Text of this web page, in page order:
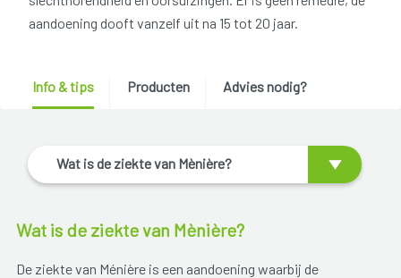
aandoening dooft vanzelf uit na 15 tot 20 jaar.
Info & tips Producten Advies nodig?
Wat is de ziekte van Mènière?
Wat is de ziekte van Mènière?
De ziekte van Ménière is een aandoening waarbij de